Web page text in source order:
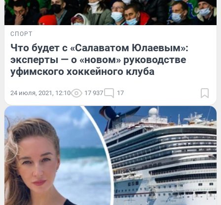
СПОРТ
Что будет с «Салаватом Юлаевым»:
эксперты — о «новом» руководстве
уфимского хоккейного клуба
24 июля, 2021, 12:10 17 937 17